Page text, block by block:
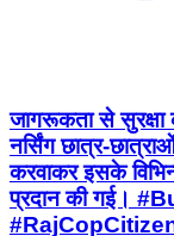
जागरूकता से सुरक्षा
नर्सिंग छात्र-
करवाकर इसके
प्रदान की गई।